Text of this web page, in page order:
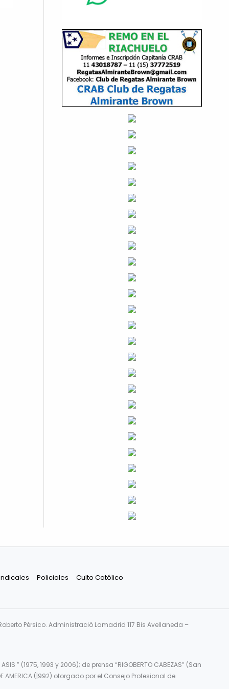
Policiales Culto Católico
Pérsico. Administració Lamadrid 117 Bis Avellaneda –
” (1975, 1993 y 2006); de prensa “RIGOBERTO CABEZAS” (San
DE AMERICA (|992) otorgado por el Consejo Profesional de